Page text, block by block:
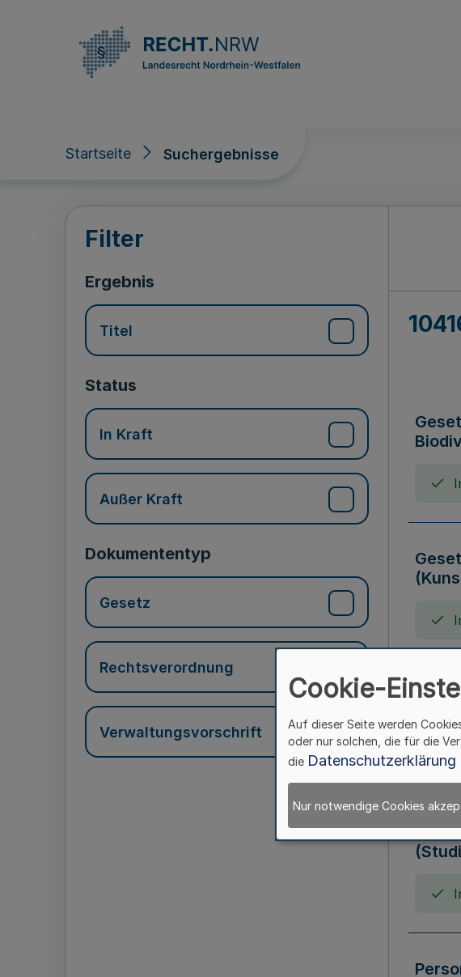
Startseite Suchergebnisse
Suchergebnisse
Filter
Ergebnis
Titel
Status
In Kraft
Außer Kraft
Dokumententyp
Gesetz
Rechtsverordnung
Verwaltungsvorschrift
Cookie-
Auf dieser Seite werden
oder nur solchen, die für die
die Datenschutzerklärung
Nur notwendige Cookies